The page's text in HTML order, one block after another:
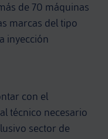
de 70 máquinas
marcas del tipo
inyección
con el
técnico necesario
sector de